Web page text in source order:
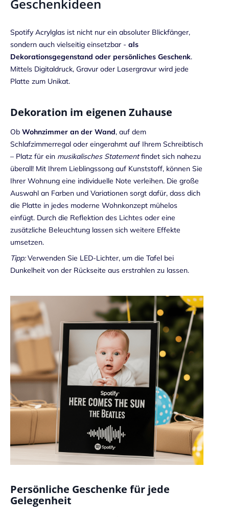
Geschenkideen
Spotify Acrylglas ist nicht nur ein absoluter Blickfänger,
sondern auch vielseitig einsetzbar - als
Dekorationsgegenstand oder persönliches Geschenk.
Mittels Digitaldruck, Gravur oder Lasergravur wird jede
Platte zum Unikat.
Dekoration im eigenen Zuhause
Ob Wohnzimmer an der Wand, auf dem
Schlafzimmerregal oder eingerahmt auf Ihrem Schreibtisch
– Platz für ein musikalisches Statementfindet sich nahezu
überall! Mit Ihrem Lieblingssong auf Kunststoff, können Sie
Ihrer Wohnung eine individuelle Note verleihen. Die große
Auswahl an Farben und Variationen sorgt dafür, dass dich
die Platte in jedes moderne Wohnkonzept mühelos
einfügt. Durch die Reflektion des Lichtes oder eine
zusätzliche Beleuchtung lassen sich weitere Effekte
umsetzen.
Tipp:Verwenden Sie LED-Lichter, um die Tafel bei
Dunkelheit von der Rückseite aus erstrahlen zu lassen.
Persönliche Geschenke für jede
Gelegenheit